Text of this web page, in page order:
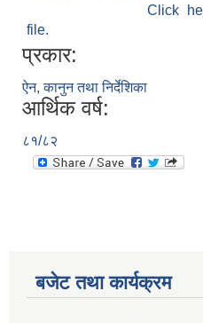
Click
file.
प्रकार:
ऐन, कानुन तथा निर्देशिका
आर्थिक वर्ष:
८१/८२
बजेट तथा कार्यक्रम